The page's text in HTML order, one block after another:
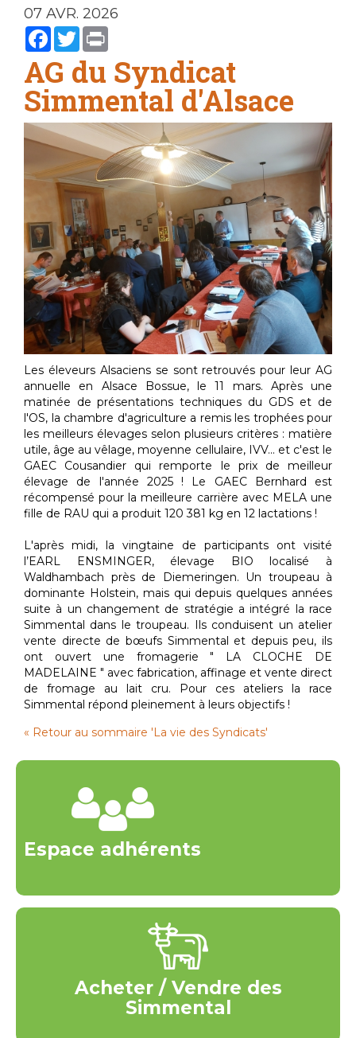
07 AVR. 2026
Facebook
Twitter
AG du Syndicat
Simmental d'Alsace
Les éleveurs Alsaciens se sont retrouvés pour leur AG
annuelle en Alsace Bossue, le 11 mars. Après une
matinée de présentations techniques du GDS et de
l'OS, la chambre d'agriculture a remis les trophées pour
les meilleurs élevages selon plusieurs critères : matière
utile, âge au vêlage, moyenne cellulaire, IVV... et c'est le
GAEC Cousandier qui remporte le prix de meilleur
élevage de l'année 2025 ! Le GAEC Bernhard est
récompensé pour la meilleure carrière avec MELA une
fille de RAU qui a produit 120 381 kg en 12 lactations !
L'après midi, la vingtaine de participants ont visité
l’EARL ENSMINGER, élevage BIO localisé à
Waldhambach près de Diemeringen. Un troupeau à
dominante Holstein, mais qui depuis quelques années
suite à un changement de stratégie a intégré la race
Simmental dans le troupeau. Ils conduisent un atelier
vente directe de bœufs Simmental et depuis peu, ils
ont ouvert une fromagerie " LA CLOCHE DE
MADELAINE " avec fabrication, affinage et vente direct
de fromage au lait cru. Pour ces ateliers la race
Simmental répond pleinement à leurs objectifs !
« Retour au sommaire 'La vie des Syndicats'
Espace adhérents
Acheter / Vendre des
Simmental